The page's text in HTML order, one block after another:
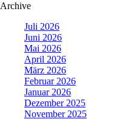
Archive
Juli 2026
Juni 2026
Mai 2026
April 2026
März 2026
Februar 2026
Januar 2026
Dezember 2025
November 2025